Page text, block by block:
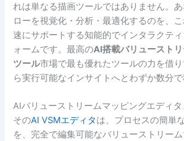
れは単なる描画ツールではありません。
ローを視覚化・分析・最適化するのを、
速にサポートする知能的でインタラクテ
ォームです。最高のAI搭載バリュースト
ツール市場で最も優れたツールの力を借
ら実行可能なインサイトへとわずか数分で
AIバリューストリームマッピングエディタ
そのAI VSMエディタは、プロセスの簡単
を、完全で編集可能なバリューストリー